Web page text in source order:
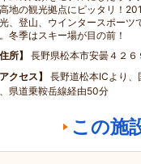
地の観光拠点にピッタリ！
、登山、ウインタースポーツ
冬季はスキー場が目の前！
住所
長野県松本市安曇４２６
アクセス
長野道松本ICより
県道乗鞍岳線経由50分
この施